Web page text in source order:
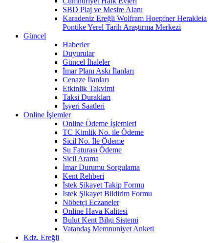
SBD Plaj ve Mesire Alanı
Karadeniz Ereğli Wolfram Hoepfner Herakleia
Pontike Yerel Tarih Araştırma Merkezi
Güncel
Haberler
Duyurular
Güncel İhaleler
İmar Planı Askı İlanları
Cenaze İlanları
Etkinlik Takvimi
Taksi Durakları
İşyeri Saatleri
Online İşlemler
Online Ödeme İşlemleri
TC Kimlik No. ile Ödeme
Sicil No. İle Ödeme
Su Faturası Ödeme
Sicil Arama
İmar Durumu Sorgulama
Kent Rehberi
İstek Şikayet Takip Formu
İstek Şikayet Bildirim Formu
Nöbetçi Eczaneler
Online Hava Kalitesi
Bulut Kent Bilgi Sistemi
Vatandaş Memnuniyet Anketi
Kdz. Ereğli